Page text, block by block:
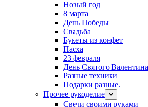
Новый год
8 марта
День Победы
Свадьба
Букеты из конфет
Пасха
23 февраля
День Святого Валентина
Разные техники
Подарки разные.
Прочее рукоделие
Свечи своими руками